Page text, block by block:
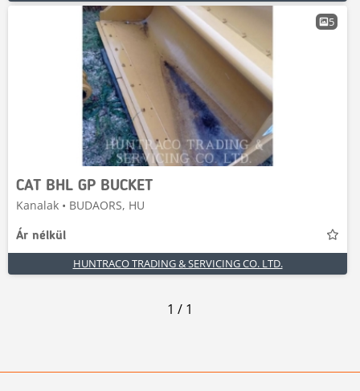
5
CAT BHL GP BUCKET
Kanalak • BUDAORS, HU
Ár nélkül
HUNTRACO TRADING & SERVICING CO. LTD.
1 / 1